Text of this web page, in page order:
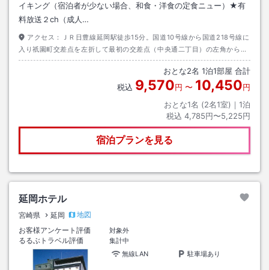
イキング（宿泊者が少ない場合、和食・洋食の定食ニュー）★有
料放送２ch（成人…
アクセス：
ＪＲ日豊線延岡駅徒歩15分。国道10号線から国道218号線に
入り祇園町交差点を左折して最初の交差点（中央通二丁目）の左角から当
ホテルです。
おとな2名 1泊1部屋 合計
税込 9,570円 〜 10,450円
おとな1名 (2名1室)｜ 1泊
税込 4,785円〜5,225円
宿泊プランを見る
延岡ホテル
宮崎県 延岡
地図
お客様アンケート評価
対象外
るるぶトラベル評価
集計中
無線LAN
駐車場あり